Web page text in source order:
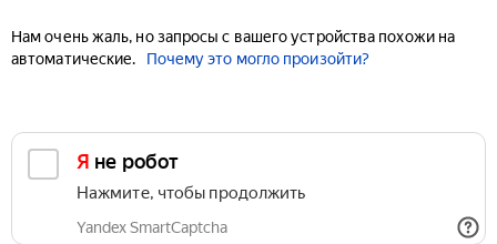
Нам очень жаль, но запросы с вашего устройства похожи на
автоматические.
Почему это могло произойти?
Я не робот
Нажмите, чтобы продолжить
Yandex SmartCaptcha